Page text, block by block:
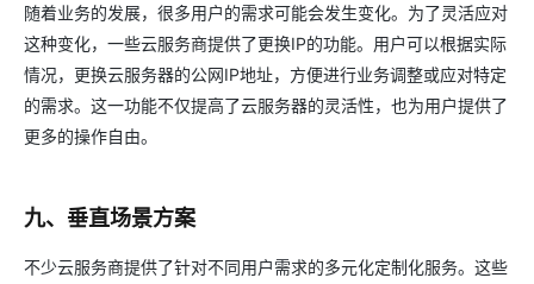
随着业务的发展，很多用户的需求可能会发生变化。为了灵活应对
这种变化，一些云服务商提供了更换IP的功能。用户可以根据实际
情况，更换云服务器的公网IP地址，方便进行业务调整或应对特定
的需求。这一功能不仅提高了云服务器的灵活性，也为用户提供了
更多的操作自由。
九、垂直场景方案
不少云服务商提供了针对不同用户需求的多元化定制化服务。这些